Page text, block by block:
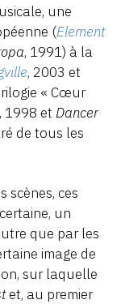
une
(Element
, 1991) à la
, 2003 et
« Cœur
, 1998 et Dancer
de tous les
scènes, ces
un
que par les
image de
sur laquelle
et, au premier